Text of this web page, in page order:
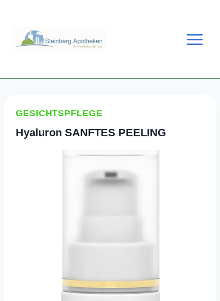
springen
GESICHTSPFLEGE
Hyaluron SANFTES PEELING